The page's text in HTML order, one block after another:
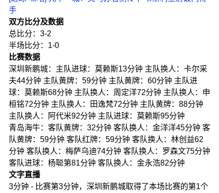
手
双方比分及数据
总比分：3-2
半场比分：1-0
比赛数据
深圳新鹏城：主队进球：莫赖斯13分钟 主队换人：卡尔采
夫44分钟 主队黄牌：59分钟 主队黄牌：60分钟 主队进
球：莫赖斯68分钟 主队换人：周定洋72分钟 主队换人：申
桓铭72分钟 主队换人：田逸梵72分钟 主队黄牌：88分钟
主队换人：阿代米92分钟 主队进球：莫赖斯95分钟
青岛海牛：客队黄牌：32分钟 客队换人：金洋洋45分钟 客
队黄牌：59分钟 客队红牌：59分钟 客队换人：林创益62
分钟 客队换人：梅萨乌迪74分钟 客队换人：罗森文75分钟
客队进球：杨聪第81分钟 客队换人：金永浩82分钟
文字直播
3分钟 - 比赛第3分钟，深圳新鹏城取得了本场比赛的第1个